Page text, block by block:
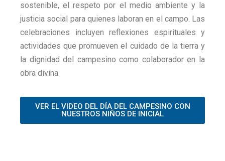
sostenible, el respeto por el medio ambiente y la
justicia social para quienes laboran en el campo. Las
celebraciones incluyen reflexiones espirituales y
actividades que promueven el cuidado de la tierra y
la dignidad del campesino como colaborador en la
obra divina.
VER EL VIDEO DEL DÍA DEL CAMPESINO CON
NUESTROS NIÑOS DE INICIAL